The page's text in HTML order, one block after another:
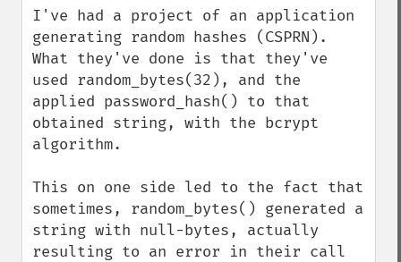
I've had a project of an application
generating random hashes (CSPRN).
What they've done is that they've
used random_bytes(32), and the
applied password_hash() to that
obtained string, with the bcrypt
algorithm.
This on one side led to the fact that
sometimes, random_bytes() generated a
string with null-bytes, actually
resulting to an error in their call